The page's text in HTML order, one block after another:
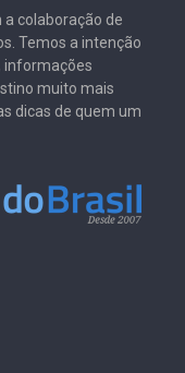
a colaboração de
Temos a intenção
informações
muito mais
dicas de quem um